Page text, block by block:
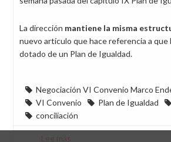
La dirección mantiene la misma
nuevo artículo que hace referencia a que
dotado de un Plan de Igualdad.
Negociación VI Convenio Marco
VI Convenio
Plan de Igualdad
conciliación